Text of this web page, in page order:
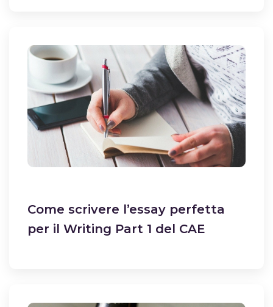
Come scrivere l’essay perfetta
per il Writing Part 1 del CAE